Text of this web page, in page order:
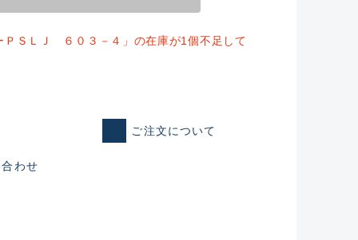
れた未使用
ものも含む
ＰＳＬＪ ６０３－４」の在庫が1個不足して
ご注文について
わせ